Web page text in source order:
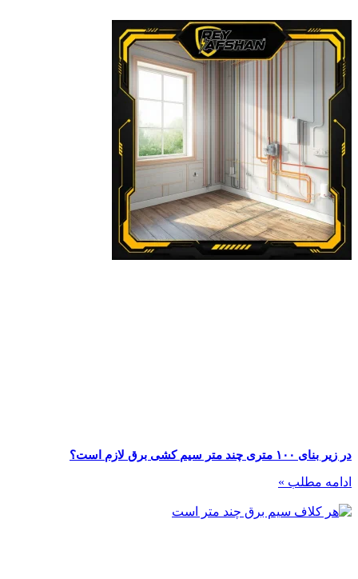
در زیر بنای ۱۰۰ متری چند متر سیم کشی برق لازم است؟
ادامه مطلب »